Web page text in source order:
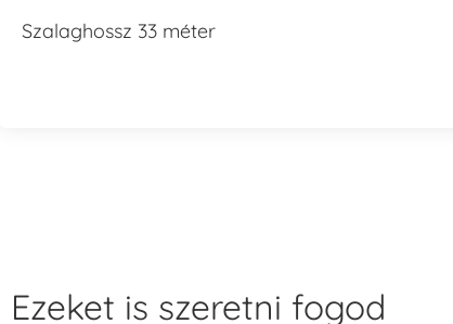
Szalaghossz 33 méter
Ezeket is szeretni fogod